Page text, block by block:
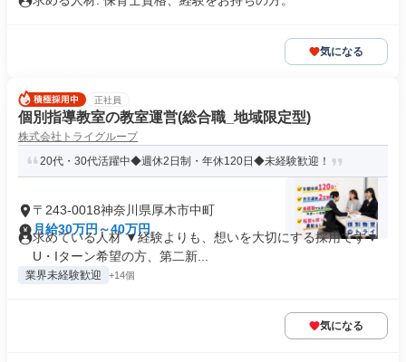
気になる
正社員
個別指導教室の教室運営(総合職_地域限定型)
株式会社トライグループ
20代・30代活躍中◆週休2日制・年休120日◆未経験歓迎！
〒243-0018神奈川県厚木市中町
月給30万円～40万円
求めている人材 ▼経験よりも、想いを大切にする採用です▼
U・Iターン希望の方、第二新...
業界未経験歓迎 +14個
気になる